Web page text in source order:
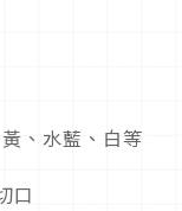
、水藍、白等
口